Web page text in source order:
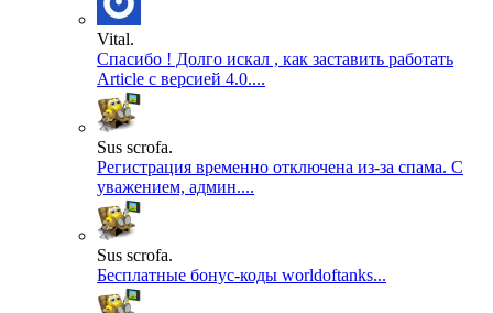
Vital.
Спасибо ! Долго искал , как заставить работать
Article с версией 4.0....
Sus scrofa.
Регистрация временно отключена из-за спама. С
уважением, админ....
Sus scrofa.
Бесплатные бонус-коды worldoftanks...